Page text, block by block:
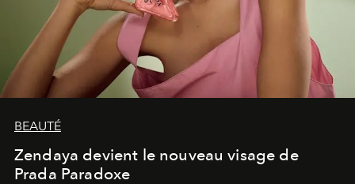
BEAUTÉ
Zendaya devient le nouveau visage de
Prada Paradoxe